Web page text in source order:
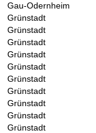
Gau-Odernheim
Grünstadt
Grünstadt
Grünstadt
Grünstadt
Grünstadt
Grünstadt
Grünstadt
Grünstadt
Grünstadt
Grünstadt